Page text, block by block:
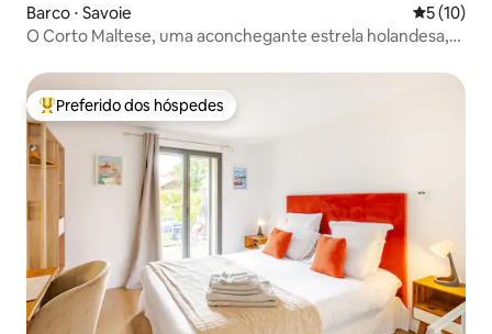
Barco ⋅ Savoie 5 de uma
5 (10)
O Corto Maltese, uma aconchegante estrela holandesa,
Entre os melhores preferidos dos hóspedes
Preferido dos hóspedes